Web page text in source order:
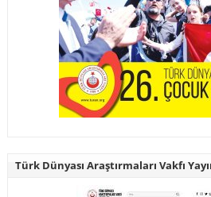
Türk Dünyası Araştırmaları Vakfı